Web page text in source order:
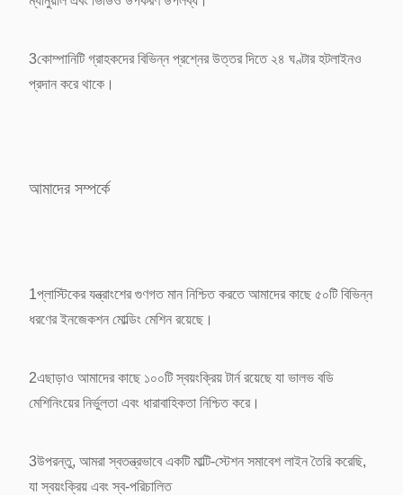
3কোম্পানিটি গ্রাহকদের বিভিন্ন প্রশ্নের উত্তর দিতে ২৪ ঘণ্টার হটলাইনও
প্রদান করে থাকে।
আমাদের সম্পর্কে
1প্লাস্টিকের যন্ত্রাংশের গুণগত মান নিশ্চিত করতে আমাদের কাছে ৫০টি বিভিন্ন
ধরণের ইনজেকশন মোল্ডিং মেশিন রয়েছে।
2এছাড়াও আমাদের কাছে ১০০টি স্বয়ংক্রিয় টার্ন রয়েছে যা ভালভ বডি
মেশিনিংয়ের নির্ভুলতা এবং ধারাবাহিকতা নিশ্চিত করে।
3উপরন্তু, আমরা স্বতন্ত্রভাবে একটি মাল্টি-স্টেশন সমাবেশ লাইন তৈরি করেছি,
যা স্বয়ংক্রিয় এবং স্ব-পরিচালিত